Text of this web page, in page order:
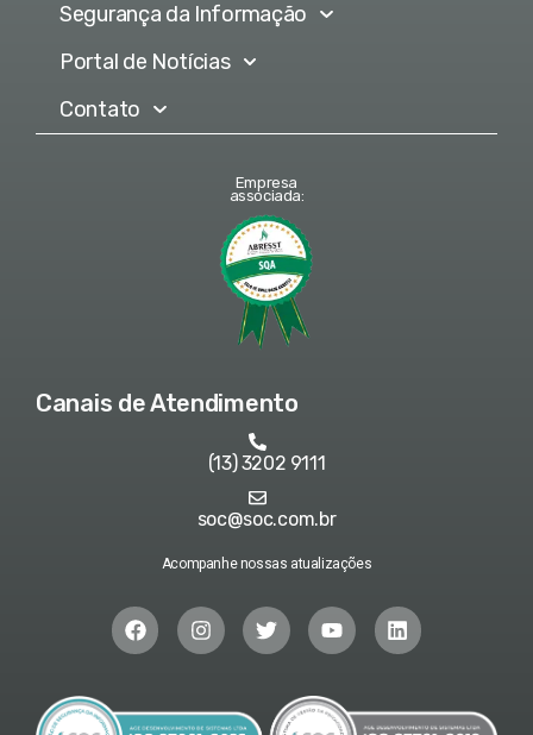
Segurança da Informação
Portal de Notícias
Contato
Empresa
associada:
Canais de Atendimento
(13) 3202 9111
soc@soc.com.br
Acompanhe nossas atualizações